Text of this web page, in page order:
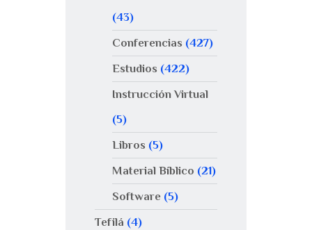
(43)
Conferencias (427)
Estudios (422)
Instrucción Virtual
(5)
Libros (5)
Material Bíblico (21)
Software(5)
Tefilá (4)